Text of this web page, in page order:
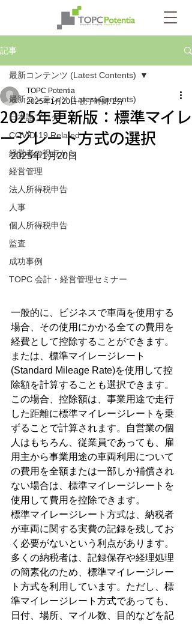
記事
最新コンテンツ (Latest Contents)
日本語ブログ
COVID-19 Related
経営者の視点から
経営管理
法人所得税申告
人事
個人所得税申告
監査
成功事例
TOPC 会計・経営管理セミナー
最新コンテンツ (Latest Contents)
2025年更新版：標準マイレ
ージレート方式の選択
TOPC Potentia
2025年1月20日 読了時間: 2分
2025年1月20日
一般的に、ビジネスで車両を使用する
場合、その使用にかかる全ての費用を
経費として控除することができます。
または、標準マイレージレート
(Standard Mileage Rate)を使用して控
除額を計算することも選択できます。
この場合、控除額は、事業用途で走行
した距離に標準マイレージレートを乗
ずることで計算されます。自営業の個
人はもちろん、従業員であっても、雇
用主から事業用途の車両利用について
の費用を全額または一部しか補償され
ない場合は、標準マイレージレートを
使用して費用を控除できます。
標準マイレージレート方式は、納税者
が車両に関する実費の記録を残してお
く必要がないという利点があります。
多くの納税者は、記録保存や経理処理
の簡素化のため、標準マイレージレー
ト方式を利用しています。ただし、標
準マイレージレート方式であっても、
日付、場所、マイル数、目的などを記